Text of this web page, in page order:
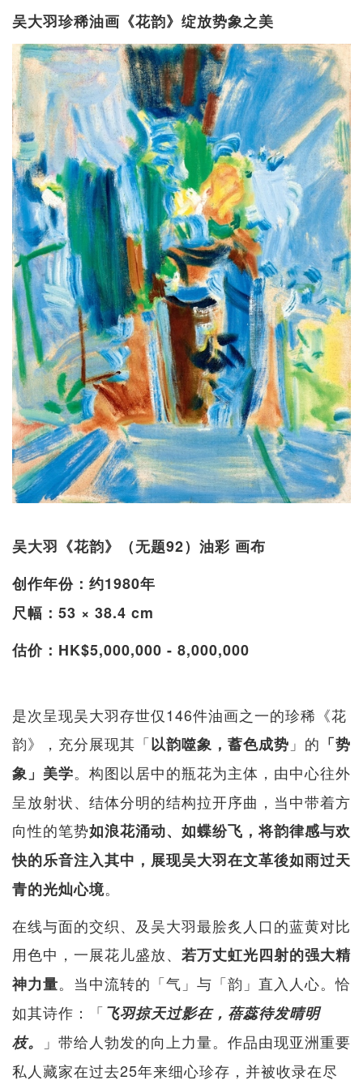
吴大羽珍稀油画《花韵》绽放势象之美
吴大羽《花韵》（无题92）油彩 画布
创作年份：约1980年
尺幅：53 × 38.4 cm
估价：HK$5,000,000 - 8,000,000
是次呈现吴大羽存世仅146件油画之一的珍稀《花
韵》，充分展现其「以韵噬象，蓄色成势 」的 「势
象」美学。构图以居中的瓶花为主体，由中心往外
呈放射状、结体分明的结构拉开序曲，当中带着方
向性的笔势如浪花涌动、如蝶纷飞，将韵律感与欢
快的乐音注入其中，展现吴大羽在文革後如雨过天
青的光灿心境。
在线与面的交织、及吴大羽最脍炙人口的蓝黄对比
用色中，一展花儿盛放、 若万丈虹光四射的强大精
神力量。当中流转的「气」与「韵」直入人心。恰
如其诗作：「飞羽掠天过影在，蓓蕊待发晴明
枝。
」带给人勃发的向上力量。作品由现亚洲重要
私人藏家在过去25年来细心珍存，并被收录在尽